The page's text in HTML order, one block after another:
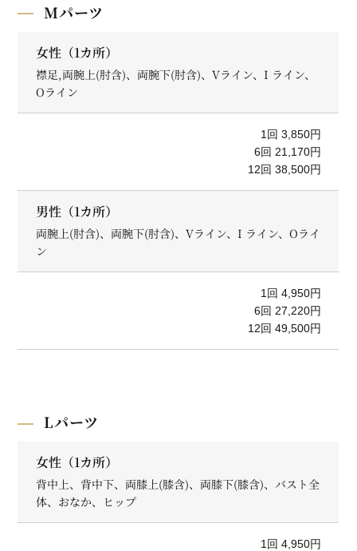
Mパーツ
女性（1カ所）
襟足,両腕上(肘含)、両腕下(肘含)、Vライン、I ライン、
Oライン
1回 3,850円
6回 21,170円
12回 38,500円
男性（1カ所）
両腕上(肘含)、両腕下(肘含)、Vライン、I ライン、Oライ
ン
1回 4,950円
6回 27,220円
12回 49,500円
Lパーツ
女性（1カ所）
背中上、背中下、両膝上(膝含)、両膝下(膝含)、バスト全
体、おなか、ヒップ
1回 4,950円